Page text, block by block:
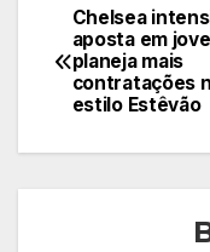
de
Chelsea
aposta em
planeja mais
contratações
estilo Estêvão